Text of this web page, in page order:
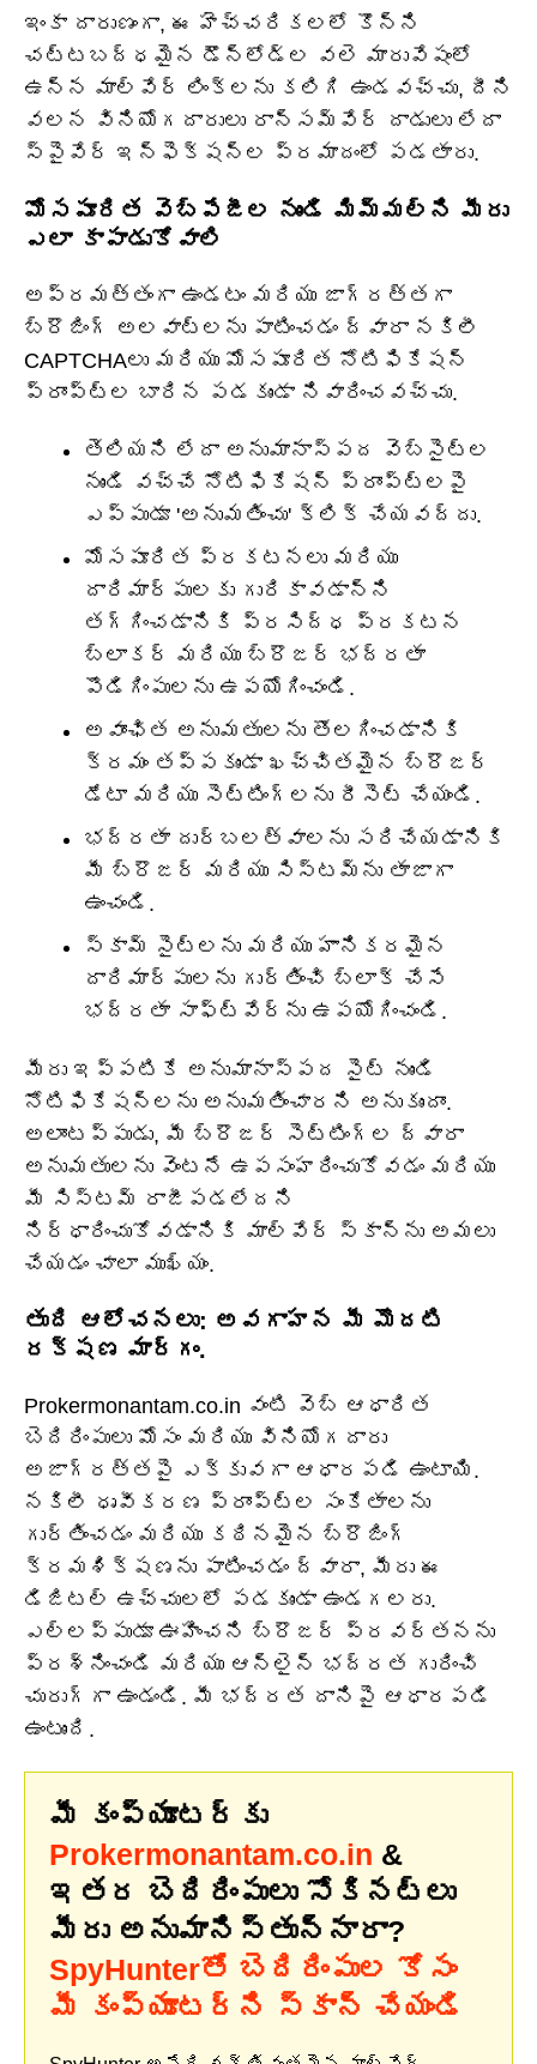
ఇంకా దారుణంగా, ఈ హెచ్చరికలలో కొన్ని
చట్టబద్ధమైన డౌన్‌లోడ్‌ల వలె మారువేషంలో
ఉన్న మాల్వేర్ లింక్‌లను కలిగి ఉండవచ్చు, దీని
వలన వినియోగదారులు రాన్సమ్‌వేర్ దాడులు లేదా
స్పైవేర్ ఇన్‌ఫెక్షన్ల ప్రమాదంలో పడతారు.
మోసపూరిత వెబ్‌పేజీల నుండి మిమ్మల్ని మీరు
ఎలా కాపాడుకోవాలి
అప్రమత్తంగా ఉండటం మరియు జాగ్రత్తగా
బ్రౌజింగ్ అలవాట్లను పాటించడం ద్వారా నకిలీ
CAPTCHAలు మరియు మోసపూరిత నోటిఫికేషన్
ప్రాంప్ట్‌ల బారిన పడకుండా నివారించవచ్చు.
తెలియని లేదా అనుమానాస్పద వెబ్‌సైట్‌ల
నుండి వచ్చే నోటిఫికేషన్ ప్రాంప్ట్‌లపై
ఎప్పుడూ 'అనుమతించు' క్లిక్ చేయవద్దు.
మోసపూరిత ప్రకటనలు మరియు
దారిమార్పులకు గురికావడాన్ని
తగ్గించడానికి ప్రసిద్ధ ప్రకటన
బ్లాకర్ మరియు బ్రౌజర్ భద్రతా
పొడిగింపులను ఉపయోగించండి.
అవాంఛిత అనుమతులను తొలగించడానికి
క్రమం తప్పకుండా ఖచ్చితమైన బ్రౌజర్
డేటా మరియు సెట్టింగ్‌లను రీసెట్ చేయండి.
భద్రతా దుర్బలత్వాలను సరిచేయడానికి
మీ బ్రౌజర్ మరియు సిస్టమ్‌ను తాజాగా
ఉంచండి.
స్కామ్ సైట్‌లను మరియు హానికరమైన
దారిమార్పులను గుర్తించి బ్లాక్ చేసే
భద్రతా సాఫ్ట్‌వేర్‌ను ఉపయోగించండి.
మీరు ఇప్పటికే అనుమానాస్పద సైట్ నుండి
నోటిఫికేషన్‌లను అనుమతించారని అనుకుందాం.
అలాంటప్పుడు, మీ బ్రౌజర్ సెట్టింగ్‌ల ద్వారా
అనుమతులను వెంటనే ఉపసంహరించుకోవడం మరియు
మీ సిస్టమ్ రాజీపడలేదని
నిర్ధారించుకోవడానికి మాల్వేర్ స్కాన్‌ను అమలు
చేయడం చాలా ముఖ్యం.
తుది ఆలోచనలు: అవగాహన మీ మొదటి
రక్షణ మార్గం.
Prokermonantam.co.in వంటి వెబ్ ఆధారిత
బెదిరింపులు మోసం మరియు వినియోగదారు
అజాగ్రత్తపై ఎక్కువగా ఆధారపడి ఉంటాయి.
నకిలీ ధృవీకరణ ప్రాంప్ట్‌ల సంకేతాలను
గుర్తించడం మరియు కఠినమైన బ్రౌజింగ్
క్రమశిక్షణను పాటించడం ద్వారా, మీరు ఈ
డిజిటల్ ఉచ్చులలో పడకుండా ఉండగలరు.
ఎల్లప్పుడూ ఊహించని బ్రౌజర్ ప్రవర్తనను
ప్రశ్నించండి మరియు ఆన్‌లైన్ భద్రత గురించి
చురుగ్గా ఉండండి. మీ భద్రత దానిపై ఆధారపడి
ఉంటుంది.
మీ కంప్యూటర్‌కు
Prokermonantam.co.in &
ఇతర బెదిరింపులు సోకినట్లు
మీరు అనుమానిస్తున్నారా?
SpyHunterతో బెదిరింపుల కోసం
మీ కంప్యూటర్‌ని స్కాన్ చేయండి